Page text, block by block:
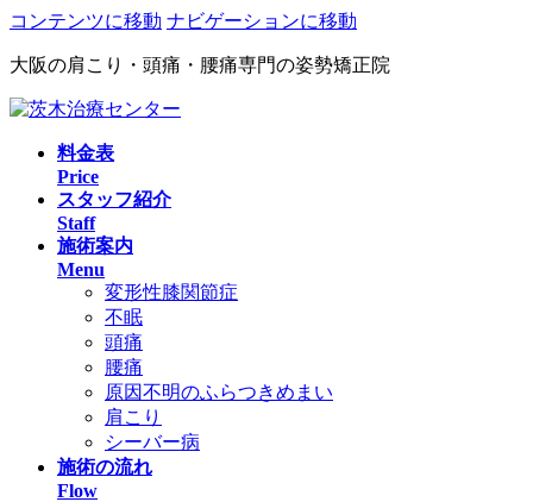
コンテンツに移動 ナビゲーションに移動
大阪の肩こり・頭痛・腰痛専門の姿勢矯正院
料金表
Price
スタッフ紹介
Staff
施術案内
Menu
変形性膝関節症
不眠
頭痛
腰痛
原因不明のふらつきめまい
肩こり
シーバー病
施術の流れ
Flow